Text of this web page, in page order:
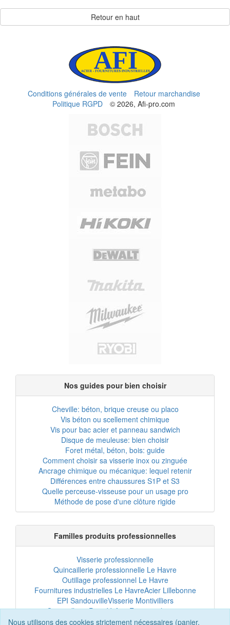
Nous utilisons des cookies strictement nécessaires (panier,
Retour en haut
Conditions générales de vente
Retour marchandise
Politique RGPD
© 2026, Afi-pro.com
Nos guides pour bien choisir
Cheville: béton, brique creuse ou placo
Vis béton ou scellement chimique
Vis pour bac acier et panneau sandwich
Disque de meuleuse: bien choisir
Foret métal, béton, bois: guide
Comment choisir sa visserie inox ou zinguée
Ancrage chimique ou mécanique: lequel retenir
Différences entre chaussures S1P et S3
Quelle perceuse-visseuse pour un usage pro
Méthode de pose d'une clôture rigide
Familles produits professionnelles
Visserie professionnelle
Quincaillerie professionnelle Le Havre
Outillage professionnel Le Havre
Fournitures industrielles Le HavreAcier Lillebonne
EPI SandouvilleVisserie Montivilliers
Quincaillerie Port-JérômeFixation chantier
EPI professionnelOutillage maintenance